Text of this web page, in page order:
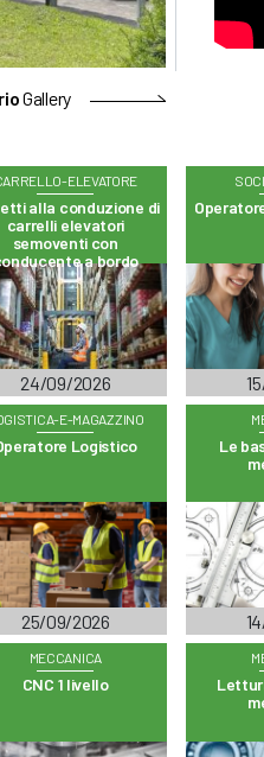
Gallery
ELEVATORE
alla conduzione di
carrelli elevatori
semoventi con
a bordo
24/09/2026
E-MAGAZZINO
Logistico
25/09/2026
Le
MECCANICA
CNC 1 livello